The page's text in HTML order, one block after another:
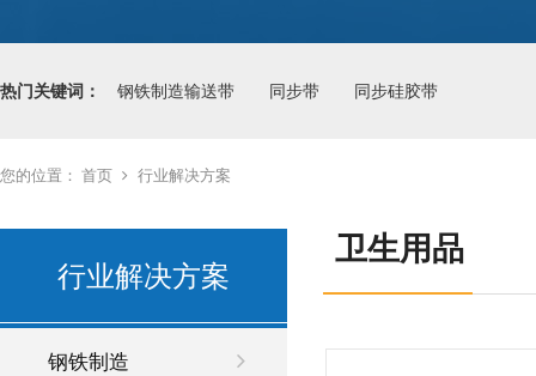
热门关键词： 钢铁制造输送带 同步带 同步硅胶带
您的位置： 首页 行业解决方案
行业解决方案
钢铁制造
卫生用品